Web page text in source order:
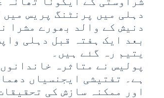
دہلی میں پرنٹنگ پریس
دنیش کے والد بھورے مشرا
بعد ایک ہفتہ قبل دہلی
یتیم رہ گئے ہیں۔
پولیس نے متاثرہ
ہے۔ تفتیشی ایجنسیاں
اور ممکنہ سازش کی